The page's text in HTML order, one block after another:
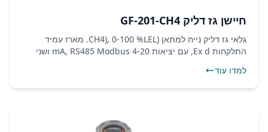
חיישן גז דליק GF-201-CH4
גלאי גז דליק נייח למתאן (CH4), 0-100 %LEL. מארז עמיד
התלקחות Ex d, עם יציאות 4-20 mA, RS485 Modbus ושני
למדו עוד